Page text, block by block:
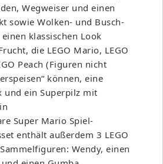
Wegweiser und einen
sowie Wolken- und Busch-
klassischen Look
die LEGO Mario, LEGO
Peach (Figuren nicht
können, eine
und ein Superpilz mit
Super Mario Spiel-
enthält außerdem 3 LEGO
Wendy, einen